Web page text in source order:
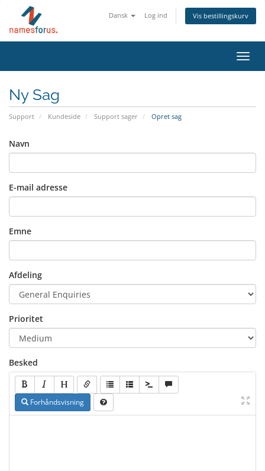
Dansk Log ind Vis bestillingskurv
Ny Sag
Support Kundeside Support sager Opret sag
Navn
E-mail adresse
Emne
Afdeling
Prioritet
Besked
Forhåndsvisning